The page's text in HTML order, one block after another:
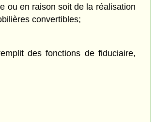
ou en raison soit de la réalisation
convertibles;
des fonctions de fiduciaire,